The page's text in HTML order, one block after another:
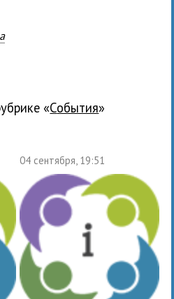
« события»
04 сентября, 19:51